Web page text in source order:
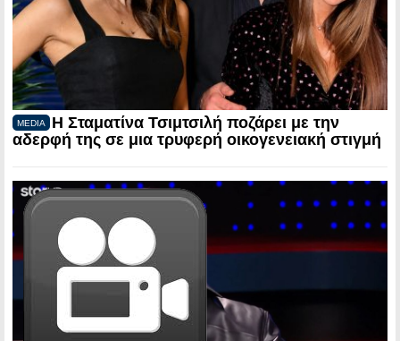
MEDIA
Η Σταματίνα Τσιμτσιλή ποζάρει με την
αδερφή της σε μια τρυφερή οικογενειακή στιγμή